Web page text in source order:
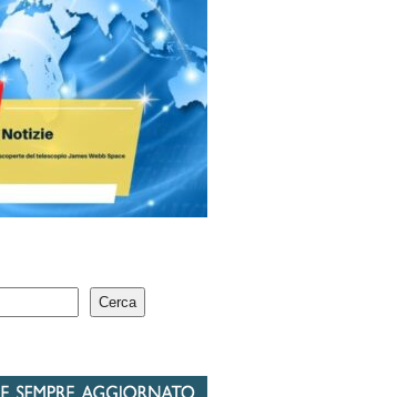
Cerca